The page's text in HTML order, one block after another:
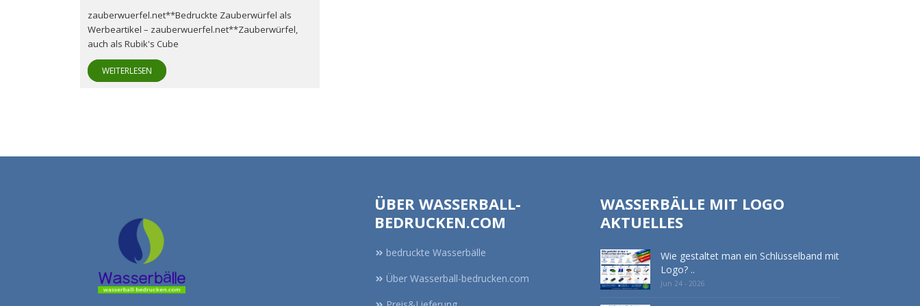
zauberwuerfel.net**Bedruckte Zauberwürfel als
Werbeartikel – zauberwuerfel.net**Zauberwürfel,
auch als Rubik's Cube
WEITERLESEN
ÜBER WASSERBALL-
BEDRUCKEN.COM
bedruckte Wasserbälle
Über Wasserball-bedrucken.com
WASSERBÄLLE MIT LOGO
AKTUELLES
Wie gestaltet man ein Schlüsselband mit
Logo? ..
Jun 24 - 2026